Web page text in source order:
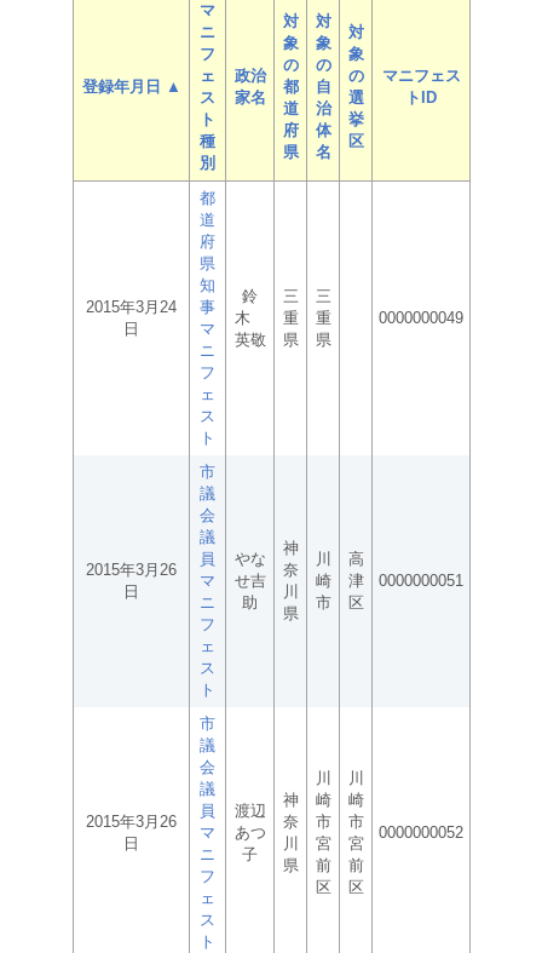
登録年月日 ▲
マ
ニ
フ
ェ
ス
ト
種
別
政治
家名
対
象
の
都
道
府
県
対
象
の
自
治
体
名
対
象
の
選
挙
区
マニフェス
トID
2015年3月24
日
都
道
府
県
知
事
マ
ニ
フ
ェ
ス
ト
鈴
木
英敬
三
重
県
三
重
県
0000000049
2015年3月26
日
市
議
会
議
員
マ
ニ
フ
ェ
ス
ト
やな
せ吉
助
神
奈
川
県
川
崎
市
高
津
区
0000000051
2015年3月26
日
市
議
会
議
員
マ
ニ
フ
ェ
ス
ト
渡辺
あつ
子
神
奈
川
県
川
崎
市
宮
前
区
川
崎
市
宮
前
区
0000000052